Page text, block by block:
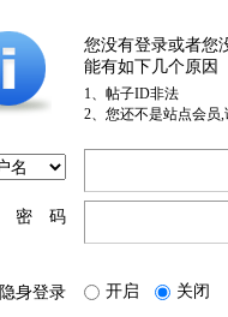
您没有登录或者您
能有如下几个原因
1、帖子ID非法
2、您还不是站点会员
密 码
隐身登录 开启 关闭